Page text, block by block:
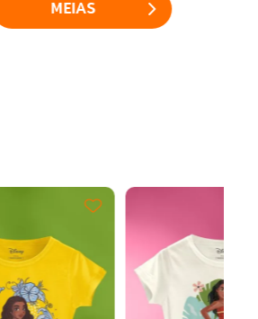
MEIAS